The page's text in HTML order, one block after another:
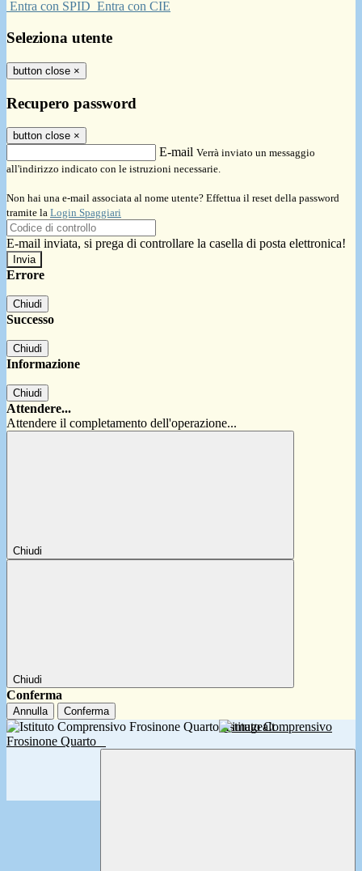
Entra con SPID Entra con CIE
Seleziona utente
button close ×
Recupero password
button close ×
E-mail Verrà inviato un messaggio
all'indirizzo indicato con le istruzioni necessarie.
Non hai una e-mail associata al nome utente? Effettua il reset della password
tramite la Login Spaggiari
E-mail inviata, si prega di controllare la casella di posta elettronica!
Errore
Chiudi
Successo
Chiudi
Informazione
Chiudi
Attendere...
Attendere il completamento dell'operazione...
Chiudi
Chiudi
Conferma
Annulla Conferma
Istituto Comprensivo
Frosinone Quarto